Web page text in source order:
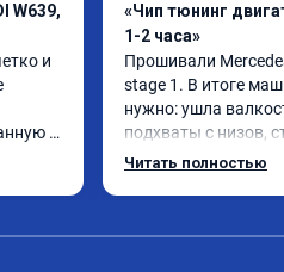
W639,
и
«Чип тюнинг
1-2 часа»
Прошивали
stage 1. В итоге
нужно: ушла
подхваты с низов,
Одни из лучших
Читать полностью